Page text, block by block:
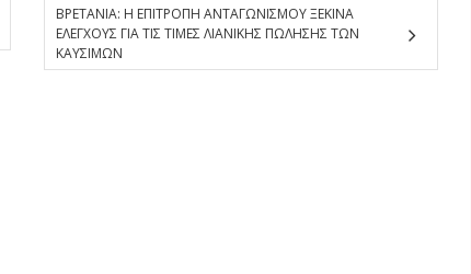
ΒΡΕΤΑΝΙΑ: Η ΕΠΙΤΡΟΠΗ ΑΝΤΑΓΩΝΙΣΜΟΥ ΞΕΚΙΝΑ
ΕΛΕΓΧΟΥΣ ΓΙΑ ΤΙΣ ΤΙΜΕΣ ΛΙΑΝΙΚΗΣ ΠΩΛΗΣΗΣ ΤΩΝ
ΚΑΥΣΙΜΩΝ